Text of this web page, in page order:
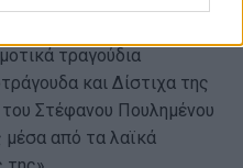
τραγούδια
και Δίστιχα της
Στέφανου Πουλημένου
μέσα από τα λαϊκά